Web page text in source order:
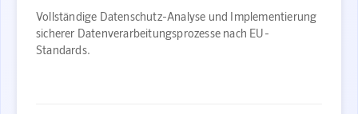
Vollständige Datenschutz-Analyse und Implementierung
sicherer Datenverarbeitungsprozesse nach EU-
Standards.